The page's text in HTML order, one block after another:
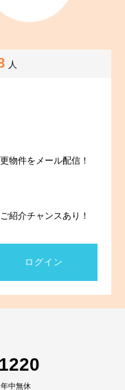
人
物件をメール配信！
紹介チャンスあり！
ログイン
中無休